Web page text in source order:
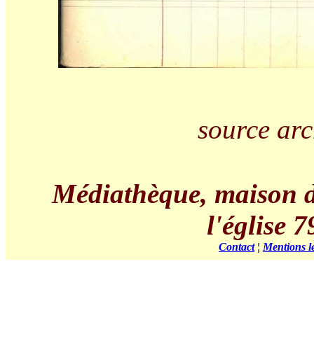
source
Médiathèque, maison
l'église
Contact¦ Mentions